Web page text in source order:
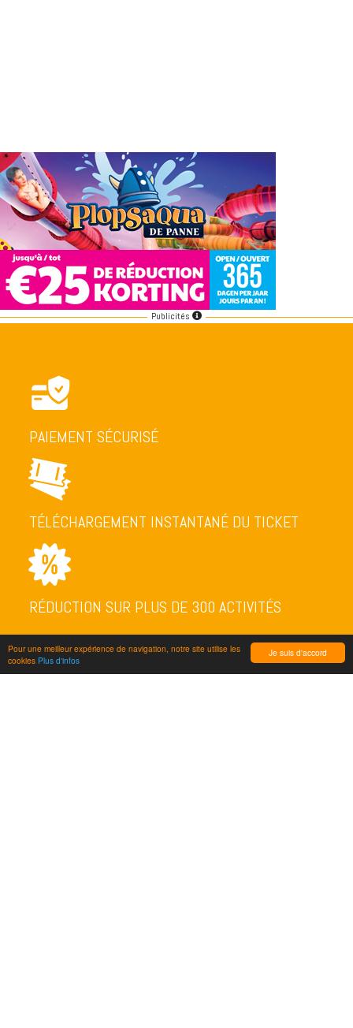
Je suis d'accord
Pour une meilleur expérience de navigation, notre site utilise les
cookies Plus d'infos
Publicités
PAIEMENT SÉCURISÉ
TÉLÉCHARGEMENT INSTANTANÉ DU TICKET
RÉDUCTION SUR PLUS DE 300 ACTIVITÉS